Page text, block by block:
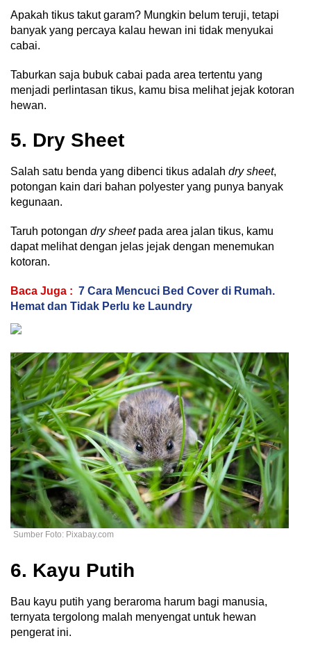
Apakah tikus takut garam? Mungkin belum teruji, tetapi
banyak yang percaya kalau hewan ini tidak menyukai
cabai.
Taburkan saja bubuk cabai pada area tertentu yang
menjadi perlintasan tikus, kamu bisa melihat jejak kotoran
hewan.
5. Dry Sheet
Salah satu benda yang dibenci tikus adalah dry sheet,
potongan kain dari bahan polyester yang punya banyak
kegunaan.
Taruh potongan dry sheetpada area jalan tikus, kamu
dapat melihat dengan jelas jejak dengan menemukan
kotoran.
Baca Juga : 7 Cara Mencuci Bed Cover di Rumah.
Hemat dan Tidak Perlu ke Laundry
Sumber Foto: Pixabay.com
6. Kayu Putih
Bau kayu putih yang beraroma harum bagi manusia,
ternyata tergolong malah menyengat untuk hewan
pengerat ini.